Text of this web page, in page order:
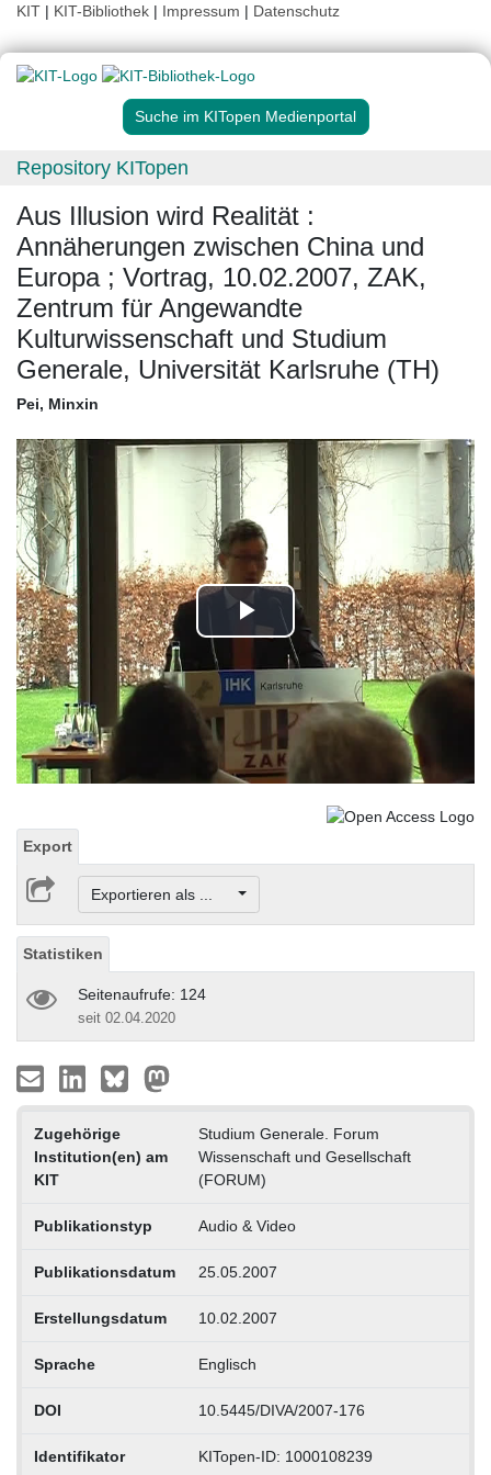
KIT | KIT-Bibliothek | Impressum | Datenschutz
Suche im KITopen Medienportal
Repository KITopen
Aus Illusion wird Realität :
Annäherungen zwischen China und
Europa ; Vortrag, 10.02.2007, ZAK,
Zentrum für Angewandte
Kulturwissenschaft und Studium
Generale, Universität Karlsruhe (TH)
Pei, Minxin
Play
Video
Export
Exportieren als ...
Statistiken
Seitenaufrufe: 124
seit 02.04.2020
Zugehörige
Institution(en) am
KIT
Studium Generale. Forum
Wissenschaft und Gesellschaft
(FORUM)
Publikationstyp Audio & Video
Publikationsdatum 25.05.2007
Erstellungsdatum 10.02.2007
Sprache Englisch
DOI 10.5445/DIVA/2007-176
Identifikator KITopen-ID: 1000108239